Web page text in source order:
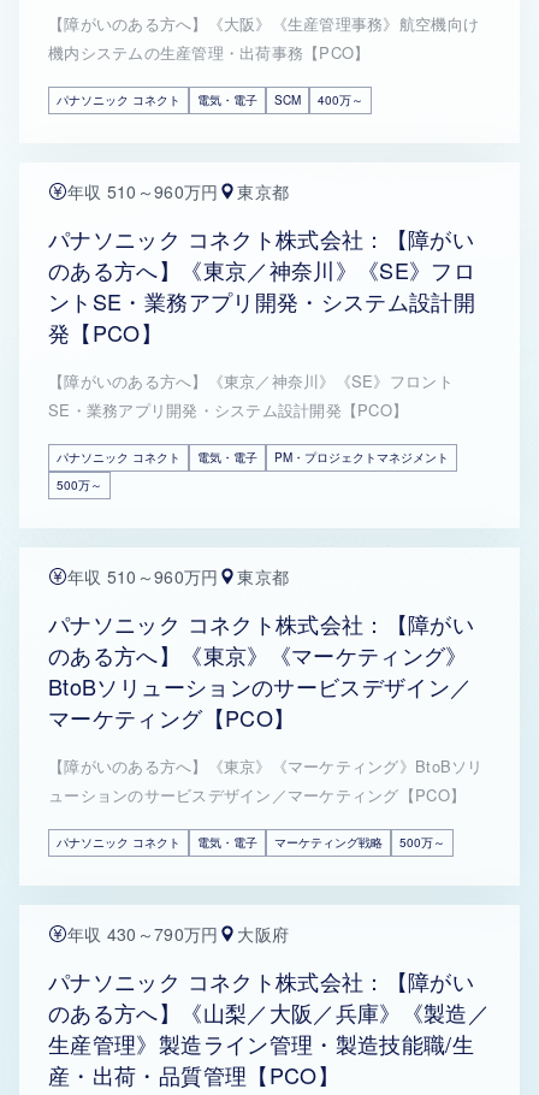
【障がいのある方へ】《大阪》《生産管理事務》航空機向け
機内システムの生産管理・出荷事務【PCO】
パナソニック コネクト 電気・電子 SCM 400万～
年収 510～960万円 東京都
パナソニック コネクト株式会社：【障がい
のある方へ】《東京／神奈川》《SE》フロ
ントSE・業務アプリ開発・システム設計開
発【PCO】
【障がいのある方へ】《東京／神奈川》《SE》フロント
SE・業務アプリ開発・システム設計開発【PCO】
パナソニック コネクト 電気・電子
PM・プロジェクトマネジメント
500万～
年収 510～960万円 東京都
パナソニック コネクト株式会社：【障がい
のある方へ】《東京》《マーケティング》
BtoBソリューションのサービスデザイン／
マーケティング【PCO】
【障がいのある方へ】《東京》《マーケティング》BtoBソリ
ューションのサービスデザイン／マーケティング【PCO】
パナソニック コネクト 電気・電子 マーケティング戦略 500万～
年収 430～790万円 大阪府
パナソニック コネクト株式会社：【障がい
のある方へ】《山梨／大阪／兵庫》《製造／
生産管理》製造ライン管理・製造技能職/生
産・出荷・品質管理【PCO】